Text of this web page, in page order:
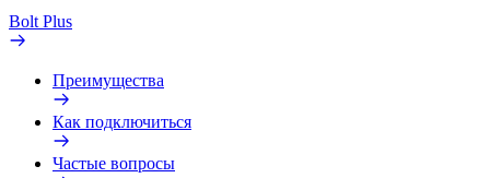
Bolt Plus
Преимущества
Как подключиться
Частые вопросы